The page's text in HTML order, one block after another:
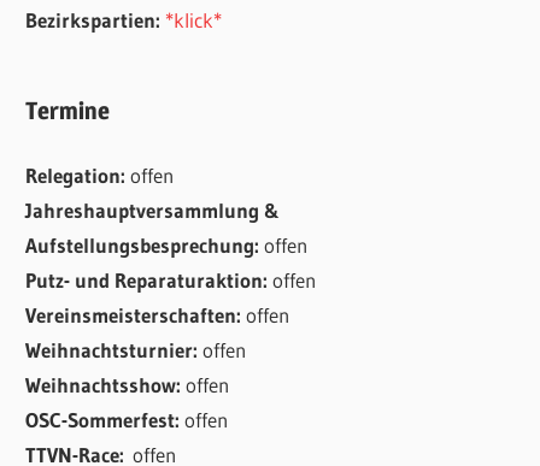
Bezirkspartien: *klick*
Termine
Relegation:offen
Jahreshauptversammlung &
Aufstellungsbesprechung:offen
Putz- und Reparaturaktion:offen
Vereinsmeisterschaften:offen
Weihnachtsturnier:offen
Weihnachtsshow:offen
OSC-Sommerfest:offen
TTVN-Race:offen